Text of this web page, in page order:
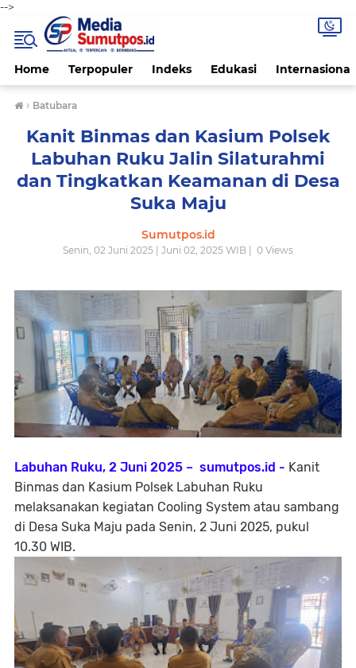
-->
Home Terpopuler Indeks Edukasi Internasional
› Batubara
Kanit Binmas dan Kasium Polsek
Labuhan Ruku Jalin Silaturahmi
dan Tingkatkan Keamanan di Desa
Suka Maju
Sumutpos.id
Senin, 02 Juni 2025 | Juni 02, 2025 WIB | 0 Views
Labuhan Ruku, 2 Juni 2025 – sumutpos.id - Kanit
Binmas dan Kasium Polsek Labuhan Ruku
melaksanakan kegiatan Cooling System atau sambang
di Desa Suka Maju pada Senin, 2 Juni 2025, pukul
10.30 WIB.